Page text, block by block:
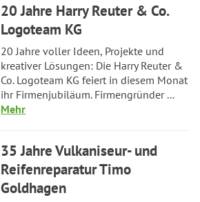
20 Jahre Harry Reuter & Co.
Logoteam KG
20 Jahre voller Ideen, Projekte und
kreativer Lösungen: Die Harry Reuter &
Co. Logoteam KG feiert in diesem Monat
ihr Firmenjubiläum. Firmengründer ...
Mehr
35 Jahre Vulkaniseur- und
Reifenreparatur Timo
Goldhagen